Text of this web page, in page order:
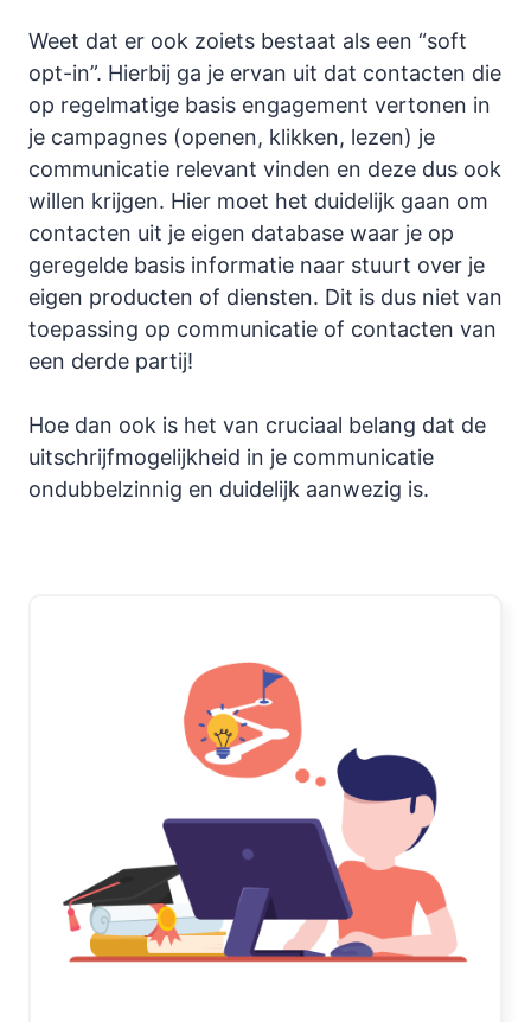
Weet dat er ook zoiets bestaat als een “soft
opt-in”. Hierbij ga je ervan uit dat contacten die
op regelmatige basis engagement vertonen in
je campagnes (openen, klikken, lezen) je
communicatie relevant vinden en deze dus ook
willen krijgen. Hier moet het duidelijk gaan om
contacten uit je eigen database waar je op
geregelde basis informatie naar stuurt over je
eigen producten of diensten. Dit is dus niet van
toepassing op communicatie of contacten van
een derde partij!
Hoe dan ook is het van cruciaal belang dat de
uitschrijfmogelijkheid in je communicatie
ondubbelzinnig en duidelijk aanwezig is.